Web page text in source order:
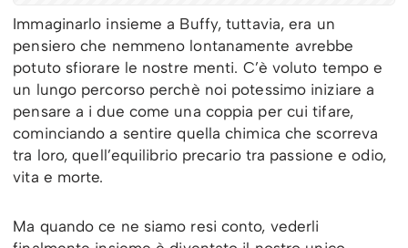
Immaginarlo insieme a Buffy, tuttavia, era un
pensiero che nemmeno lontanamente avrebbe
potuto sfiorare le nostre menti. C’è voluto tempo e
un lungo percorso perchè noi potessimo iniziare a
pensare a i due come una coppia per cui tifare,
cominciando a sentire quella chimica che scorreva
tra loro, quell’equilibrio precario tra passione e odio,
vita e morte.
Ma quando ce ne siamo resi conto, vederli